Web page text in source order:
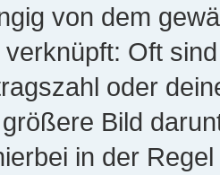
von dem
Oft
oder
Bild
in der